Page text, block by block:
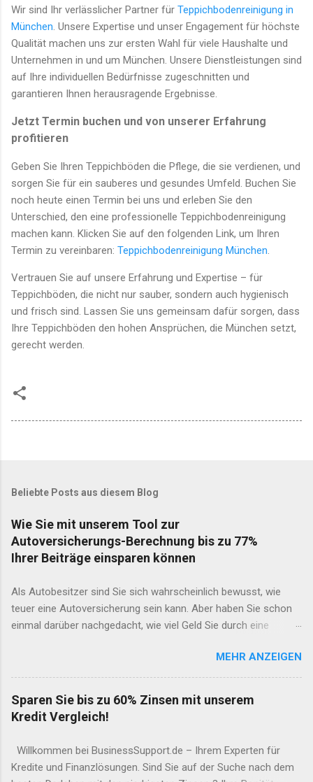
Wir sind Ihr verlässlicher Partner für Teppichbodenreinigung in
München. Unsere Expertise und unser Engagement für höchste
Qualität machen uns zur ersten Wahl für viele Haushalte und
Unternehmen in und um München. Unsere Dienstleistungen sind
auf Ihre individuellen Bedürfnisse zugeschnitten und
garantieren Ihnen herausragende Ergebnisse.
Jetzt Termin buchen und von unserer Erfahrung
profitieren
Geben Sie Ihren Teppichböden die Pflege, die sie verdienen, und
sorgen Sie für ein sauberes und gesundes Umfeld. Buchen Sie
noch heute einen Termin bei uns und erleben Sie den
Unterschied, den eine professionelle Teppichbodenreinigung
machen kann. Klicken Sie auf den folgenden Link, um Ihren
Termin zu vereinbaren: Teppichbodenreinigung München.
Vertrauen Sie auf unsere Erfahrung und Expertise – für
Teppichböden, die nicht nur sauber, sondern auch hygienisch
und frisch sind. Lassen Sie uns gemeinsam dafür sorgen, dass
Ihre Teppichböden den hohen Ansprüchen, die München setzt,
gerecht werden.
Beliebte Posts aus diesem Blog
Wie Sie mit unserem Tool zur
Autoversicherungs-Berechnung bis zu 77%
Ihrer Beiträge einsparen können
Als Autobesitzer sind Sie sich wahrscheinlich bewusst, wie
teuer eine Autoversicherung sein kann. Aber haben Sie schon
einmal darüber nachgedacht, wie viel Geld Sie durch eine
Versicherungsangeboten sparen könnten? Unser Online-Tool
zur Autoversicherungs-Berechnung macht es Ihnen leicht, die
bestmöglichen Angebote zu finden und so bis zu 77% Ihrer
Beiträge einzusparen. In diesem Artikel werden wir erläutern,
wie unser Tool funktioniert und welche Vorteile es bietet. Was
zur Autoversicherungs-Berechnung ist ein kostenloser Service,
der es Ihnen ermöglicht, in wenigen Minuten verschiedene
MEHR ANZEIGEN
Sparen Sie bis zu 60% Zinsen mit unserem
Kredit Vergleich!
Willkommen bei BusinessSupport.de – Ihrem Experten für
Kredite und Finanzlösungen. Sind Sie auf der Suche nach dem